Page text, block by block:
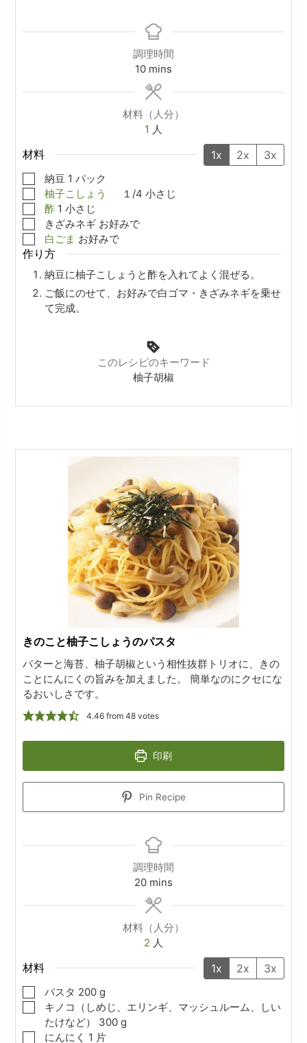
調理時間
10minutes
mins
材料（人分）
1 人
材料 1x 2x 3x
▢
納豆 1 パック
▢
柚子こしょう １/4 小さじ
▢
酢 1 小さじ
▢
きざみネギ お好みで
▢
白ごま お好みで
作り方
納豆に柚子こしょうと酢を入れてよく混ぜる。
ご飯にのせて、お好みで白ゴマ・きざみネギを乗せ
て完成。
このレシピのキーワード
柚子胡椒
きのこと柚子こしょうのパスタ
バターと海苔、柚子胡椒という相性抜群トリオに、きの
ことにんにくの旨みを加えました。 簡単なのにクセにな
るおいしさです。
4.46from 48votes
印刷
Pin Recipe
調理時間
20minutes
mins
材料（人分）
2 人
材料 1x 2x 3x
▢
パスタ 200 g
▢
キノコ（しめじ、エリンギ、マッシュルーム、しい
たけなど）
300 g
▢
にんにく 1 片